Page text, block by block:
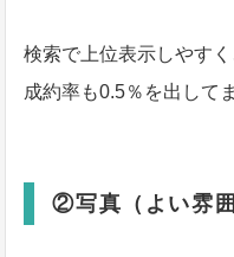
検索で上位表示しやすく
成約率も0.5％を出して
②写真（よい雰